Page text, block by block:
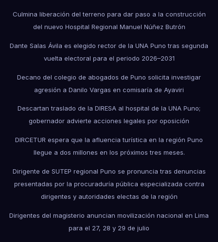
Culmina liberación del terreno para dar paso a la construcción
del nuevo Hospital Regional Manuel Núñez Butrón
Dante Salas Ávila es elegido rector de la UNA Puno tras segunda
vuelta electoral para el periodo 2026–2031
Decano del colegio de abogados de Puno solicita investigar
agresión a Danilo Vargas en comisaría de Ayaviri
Descartan traslado de la DIRESA al hospital de la UNA Puno;
gobernador advierte acciones legales por oposición
DIRCETUR espera que la afluencia turística en la región Puno
llegue a dos millones en los próximos tres meses.
Dirigente de SUTEP regional Puno se pronuncia tras denuncias
presentadas por la procuraduría pública especializada contra
dirigentes y autoridades electas de la región
Dirigentes del magisterio anuncian movilización nacional en Lima
para el 27, 28 y 29 de julio